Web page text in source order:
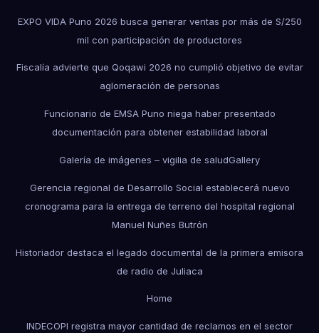
EXPO VIDA Puno 2026 busca generar ventas por más de S/250
mil con participación de productores
Fiscalía advierte que Qoqawi 2026 no cumplió objetivo de evitar
aglomeración de personas
Funcionario de EMSA Puno niega haber presentado
documentación para obtener estabilidad laboral
Galería de imágenes – vigilia de saludGallery
Gerencia regional de Desarrollo Social establecerá nuevo
cronograma para la entrega de terreno del hospital regional
Manuel Nuñes Butrón
Historiador destaca el legado documental de la primera emisora
de radio de Juliaca
Home
INDECOPI registra mayor cantidad de reclamos en el sector